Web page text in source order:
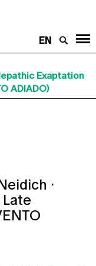
EN
Exaptation
ADIADO)
·